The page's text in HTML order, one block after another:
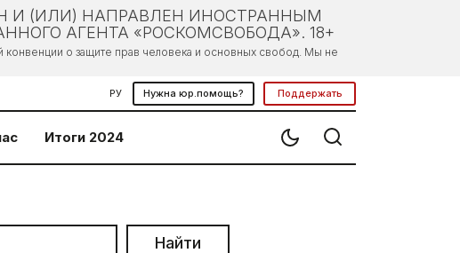
И (ИЛИ) НАПРАВЛЕН ИНОСТРАННЫМ
АГЕНТА «РОСКОМСВОБОДА». 18+
о защите прав человека и основных свобод. Мы не
РУ Нужна юр.помощь? Поддержать
Итоги 2024
Найти